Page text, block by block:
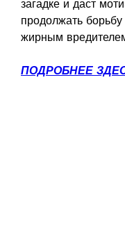
загадке и даст
продолжать
жирным
ПОДРОБНЕЕ